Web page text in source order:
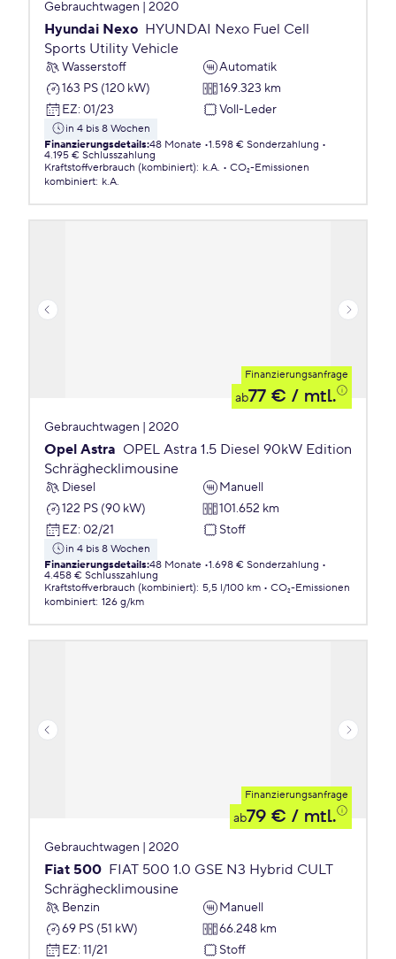
Gebrauchtwagen | 2020
Hyundai Nexo HYUNDAI Nexo Fuel Cell
Sports Utility Vehicle
Wasserstoff
Automatik
163 PS (120 kW)
169.323 km
EZ: 01/23 Voll-Leder
in 4 bis 8 Wochen
Finanzierungsdetails:48 Monate 1.598 € Sonderzahlung
4.195 € Schlusszahlung
Kraftstoffverbrauch (kombiniert): k.A.
CO₂-Emissionen
kombiniert: k.A.
Finanzierungsanfrage
ab77 € / mtl.
Gebrauchtwagen | 2020
Opel Astra OPEL Astra 1.5 Diesel 90kW Edition
Schräghecklimousine
Diesel
Manuell
122 PS (90 kW)
101.652 km
EZ: 02/21 Stoff
in 4 bis 8 Wochen
Finanzierungsdetails:48 Monate 1.698 € Sonderzahlung
4.458 € Schlusszahlung
Kraftstoffverbrauch (kombiniert): 5,5 l/100 km
CO₂-Emissionen
kombiniert: 126 g/km
Finanzierungsanfrage
ab79 € / mtl.
Gebrauchtwagen | 2020
Fiat 500 FIAT 500 1.0 GSE N3 Hybrid CULT
Schräghecklimousine
Benzin
Manuell
69 PS (51 kW)
66.248 km
EZ: 11/21 Stoff